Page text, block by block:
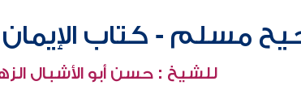
مسلم - كتاب الإيمان -
للشيخ : حسن أبو الأشبال